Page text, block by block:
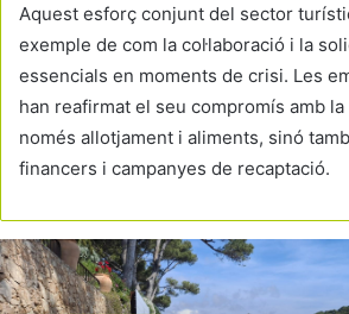
Aquest esforç conjunt del sector
exemple de com la col·laboració i la
essencials en moments de crisi. Les
han reafirmat el seu compromís amb
només allotjament i aliments, sinó
financers i campanyes de recaptació.